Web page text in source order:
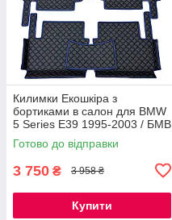
Килимки Екошкіра з
бортиками в салон для BMW
5 Series E39 1995-2003 / БМВ
Е39 килимки
Готово до відправки
3 750 ₴ 3 958 ₴
Купити